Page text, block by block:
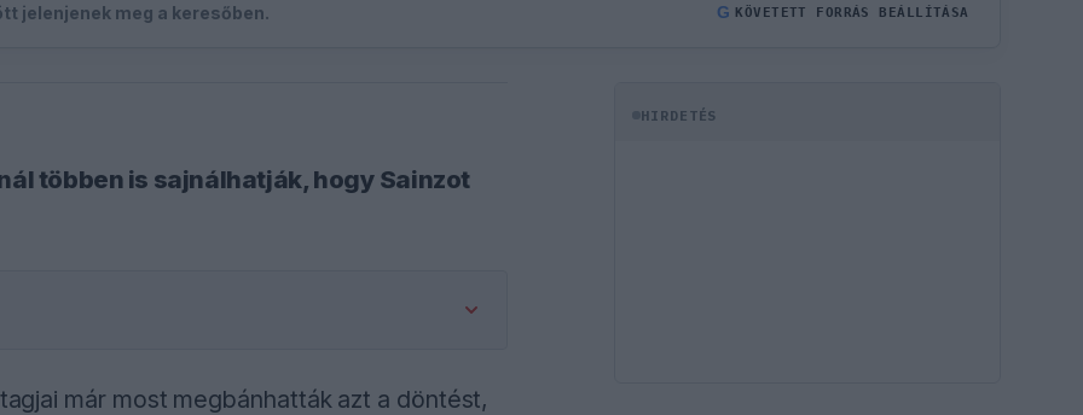
jelenjenek meg a keresőben. G KÖVETETT FORRÁS BEÁLLÍTÁSA
többen is sajnálhatják, hogy Sainzot
már most megbánhatták azt a döntést,
HIRDETÉS